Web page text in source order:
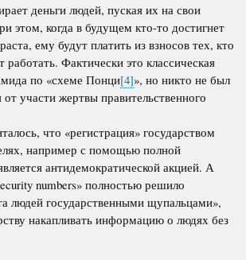
деньги людей, пуская их на свои
этом, когда в будущем кто-то достигнет
ему будут платить из взносов тех, кто
работать. Фактически это классическая
по «схеме Понци[4]», но никто не был
от участи жертвы правительственного
что «регистрация» государством
например с помощью полной
антидемократической акцией. А
numbers» полностью решило
людей государственными щупальцами»,
накапливать информацию о людях без